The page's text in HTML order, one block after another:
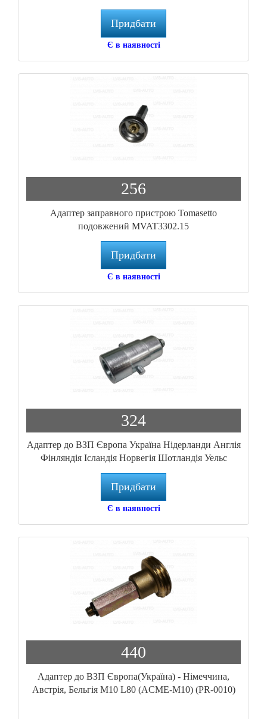
Придбати
Є в наявності
256
Адаптер заправного пристрою Tomasetto
подовжений MVAT3302.15
Придбати
Є в наявності
324
Адаптер до ВЗП Європа Україна Нідерланди Англія
Фінляндія Ісландія Норвегія Шотландія Уельс
Іспанія M10 L65 NLP BAYONETT-M10
Придбати
Є в наявності
440
Адаптер до ВЗП Європа(Україна) - Німеччина,
Австрія, Бельгія М10 L80 (ACME-M10) (PR-0010)